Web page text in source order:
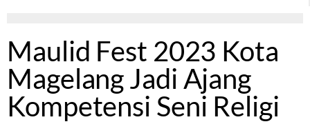
Maulid Fest 2023 Kota
Magelang Jadi Ajang
Kompetensi Seni Religi